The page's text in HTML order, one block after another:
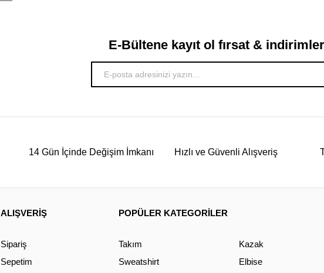
E-Bültene kayıt ol fırsat &
14 Gün İçinde Değişim İmkanı Hızlı ve Güvenli Alışveriş
ALIŞVERİŞ
Sipariş
Sepetim
POPÜLER KATEGORİLER
Takım
Sweatshirt
Kazak
Elbise